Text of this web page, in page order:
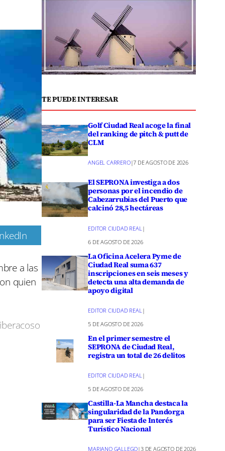
a las
quien
de
en
TE PUEDE INTERESAR
Golf Ciudad Real acoge la final
del ranking de pitch & putt de
CLM
ANGEL CARRERO|7 DE AGOSTO DE 2026
El SEPRONA investiga a dos
personas por el incendio de
Cabezarrubias del Puerto que
calcinó 28,5 hectáreas
EDITOR CIUDAD REAL |
6 DE AGOSTO DE 2026
La Oficina Acelera Pyme de
Ciudad Real suma 637
inscripciones en seis meses y
detecta una alta demanda de
apoyo digital
EDITOR CIUDAD REAL |
5 DE AGOSTO DE 2026
En el primer semestre el
SEPRONA de Ciudad Real,
registra un total de 26 delitos
EDITOR CIUDAD REAL|
5 DE AGOSTO DE 2026
Castilla-La Mancha destaca la
singularidad de la Pandorga
para ser Fiesta de Interés
Turístico Nacional
MARIANO GALLEGO|3 DE AGOSTO DE 2026